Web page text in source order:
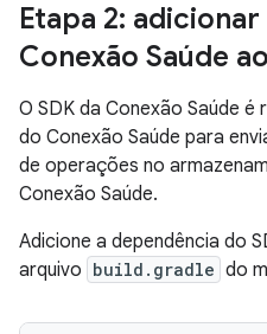
Etapa 2: adicionar
Conexão Saúde
O SDK da Conexão Saúde é
do Conexão Saúde para
de operações no
Conexão Saúde.
Adicione a dependência do
arquivo build.gradle do